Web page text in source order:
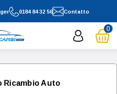
0184 84 32 56 Contatto
0
Ricambio Auto